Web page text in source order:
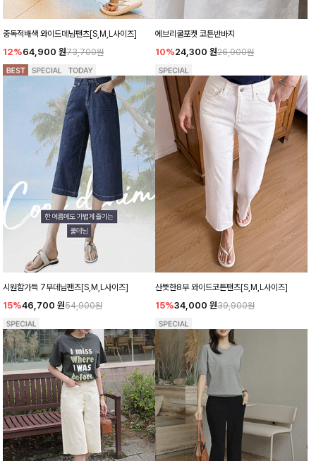
중독적배색 와이드데님팬츠[S,M,L사이즈]
12%64,900 원73,700원
에브리쿨포켓 코튼반바지
10%24,300 원26,900원
시원함가득 7부데님팬츠[S,M,L사이즈]
15%46,700 원54,900원
산뜻한8부 와이드코튼팬츠[S,M,L사이즈]
15%34,000 원39,900원